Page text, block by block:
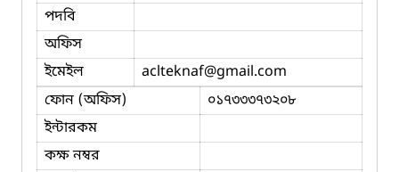
পদবি
অফিস
ইমেইল
aclteknaf@gmail.com
ফোন (অফিস)
০১৭৩৩৩৭৩২০৮
ইন্টারকম
কক্ষ নম্বর